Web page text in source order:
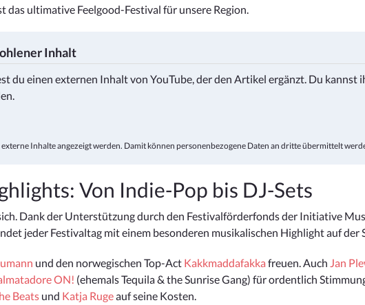
das ultimative Feelgood-Festival für unsere Region.
Inhalt
du einen externen Inhalt von YouTube, der den Artikel ergänzt. Du kannst
Inhalte angezeigt werden. Damit können personenbezogene Daten an dritte übermittelt
Von Indie-Pop bis DJ-Sets
Dank der Unterstützung durch den Festivalförderfonds der Initiative
jeder Festivaltag mit einem besonderen musikalischen Highlight auf der
und den norwegischen Top-Act Kakkmaddafakka freuen. Auch Jan
ON! (ehemals Tequila & the Sunrise Gang) für ordentlich
Beats und Katja Rugeauf seine Kosten.